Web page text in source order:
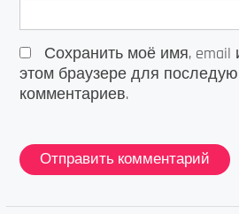
Сохранить моё имя, email
этом браузере для
комментариев.